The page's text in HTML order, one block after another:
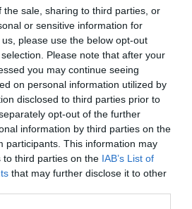
the sale, sharing to third parties, or
or sensitive information for
please use the below opt-out
Please note that after your
you may continue seeing
on personal information utilized by
disclosed to third parties prior to
opt-out of the further
information by third parties on the
participants. This information may
to third parties on the IAB’s List of
that may further disclose it to other